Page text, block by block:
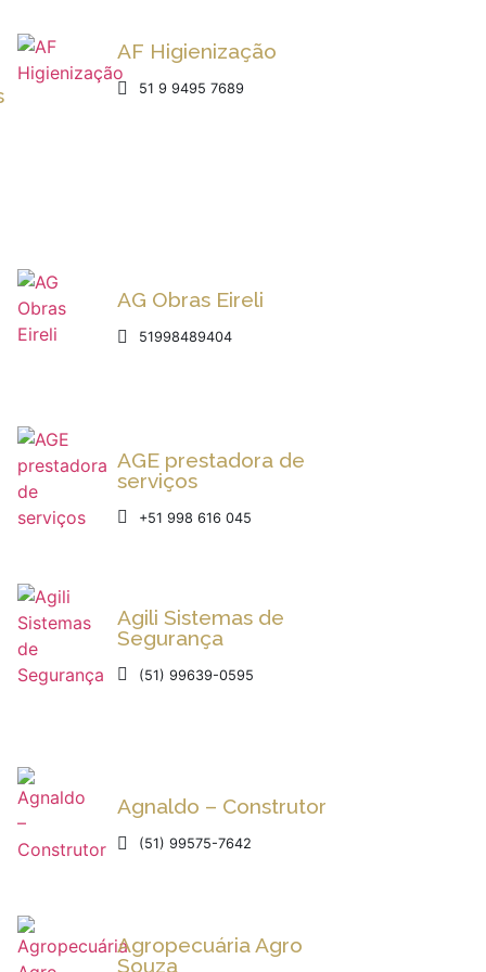
AF Higienização
51 9 9495 7689
AG Obras Eireli
51998489404
AGE prestadora de
serviços
+51 998 616 045
Agili Sistemas de
Segurança
(51) 99639-0595
Agnaldo – Construtor
(51) 99575-7642
Agropecuária Agro
Souza